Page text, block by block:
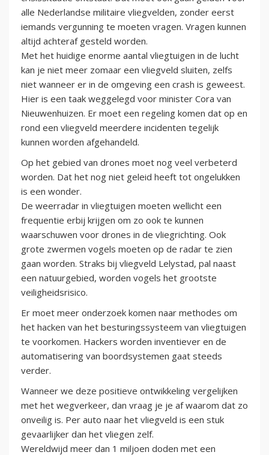
alle Nederlandse militaire vliegvelden, zonder eerst
iemands vergunning te moeten vragen. Vragen kunnen
altijd achteraf gesteld worden.
Met het huidige enorme aantal vliegtuigen in de lucht
kan je niet meer zomaar een vliegveld sluiten, zelfs
niet wanneer er in de omgeving een crash is geweest.
Hier is een taak weggelegd voor minister Cora van
Nieuwenhuizen. Er moet een regeling komen dat op en
rond een vliegveld meerdere incidenten tegelijk
kunnen worden afgehandeld.
Op het gebied van drones moet nog veel verbeterd
worden. Dat het nog niet geleid heeft tot ongelukken
is een wonder.
De weerradar in vliegtuigen moeten wellicht een
frequentie erbij krijgen om zo ook te kunnen
waarschuwen voor drones in de vliegrichting. Ook
grote zwermen vogels moeten op de radar te zien
gaan worden. Straks bij vliegveld Lelystad, pal naast
een natuurgebied, worden vogels het grootste
veiligheidsrisico.
Er moet meer onderzoek komen naar methodes om
het hacken van het besturingssysteem van vliegtuigen
te voorkomen. Hackers worden inventiever en de
automatisering van boordsystemen gaat steeds
verder.
Wanneer we deze positieve ontwikkeling vergelijken
met het wegverkeer, dan vraag je je af waarom dat zo
onveilig is. Per auto naar het vliegveld is een stuk
gevaarlijker dan het vliegen zelf.
Wereldwijd meer dan 1 miljoen doden met een